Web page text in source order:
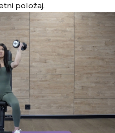
položaj.